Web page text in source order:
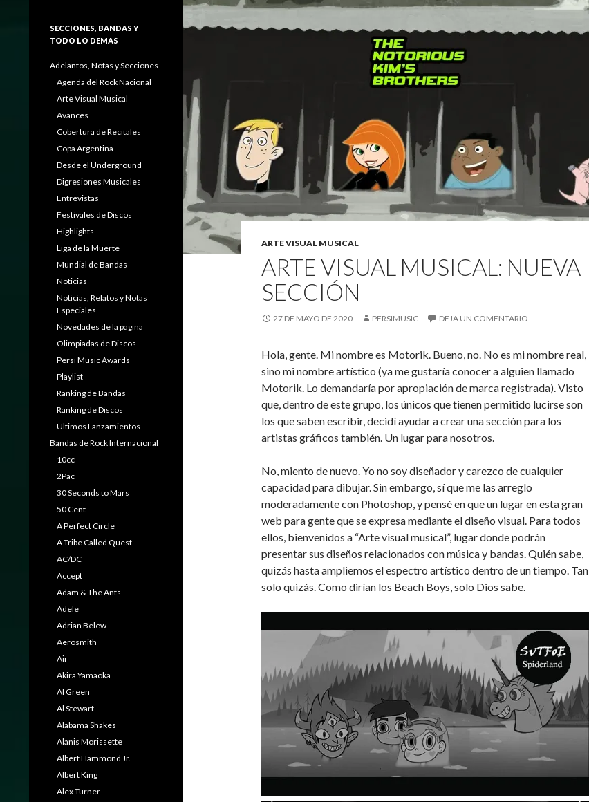
ARTE VISUAL MUSICAL
ARTE VISUAL MUSICAL: NUEVA
SECCIÓN
27 DE MAYO DE 2020 PERSIMUSIC DEJA UN COMENTARIO
Hola, gente. Mi nombre es Motorik. Bueno, no. No es mi nombre real,
sino mi nombre artístico (ya me gustaría conocer a alguien llamado
Motorik. Lo demandaría por apropiación de marca registrada). Visto
que, dentro de este grupo, los únicos que tienen permitido lucirse son
los que saben escribir, decidí ayudar a crear una sección para los
artistas gráficos también. Un lugar para nosotros.
No, miento de nuevo. Yo no soy diseñador y carezco de cualquier
capacidad para dibujar. Sin embargo, sí que me las arreglo
moderadamente con Photoshop, y pensé en que un lugar en esta gran
web para gente que se expresa mediante el diseño visual. Para todos
ellos, bienvenidos a “Arte visual musical”, lugar donde podrán
presentar sus diseños relacionados con música y bandas. Quién sabe,
quizás hasta ampliemos el espectro artístico dentro de un tiempo. Tan
solo quizás. Como dirían los Beach Boys, solo Dios sabe.
SECCIONES, BANDAS Y
TODO LO DEMÁS
Adelantos, Notas y Secciones
Agenda del Rock Nacional
Arte Visual Musical
Avances
Cobertura de Recitales
Copa Argentina
Desde el Underground
Digresiones Musicales
Entrevistas
Festivales de Discos
Highlights
Liga de la Muerte
Mundial de Bandas
Noticias
Noticias, Relatos y Notas
Especiales
Novedades de la pagina
Olimpiadas de Discos
Persi Music Awards
Playlist
Ranking de Bandas
Ranking de Discos
Ultimos Lanzamientos
Bandas de Rock Internacional
10cc
2Pac
30 Seconds to Mars
50 Cent
A Perfect Circle
A Tribe Called Quest
AC/DC
Accept
Adam & The Ants
Adele
Adrian Belew
Aerosmith
Air
Akira Yamaoka
Al Green
Al Stewart
Alabama Shakes
Alanis Morissette
Albert Hammond Jr.
Albert King
Alex Turner